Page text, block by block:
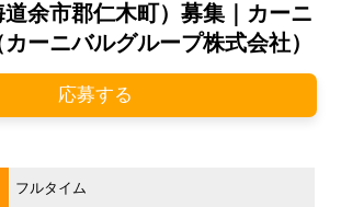
余市郡仁木町）募集｜カーニ
ーニバルグループ株式会社）
応募する
フルタイム